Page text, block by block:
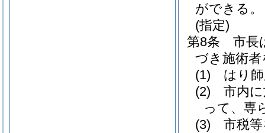
ができる。
(指定)
第8条
市長
づき施術
(1)
はり
(2)
市内
って、専
(3)
市税